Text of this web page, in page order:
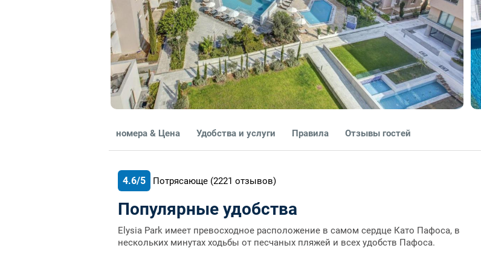
номера & Цена Удобства и услуги Правила Отзывы гостей
4.6/5 Потрясающе (2221 отзывов)
Популярные удобства
Elysia Park имеет превосходное расположение в самом сердце Като Пафоса, в
нескольких минутах ходьбы от песчаных пляжей и всех удобств Пафоса.